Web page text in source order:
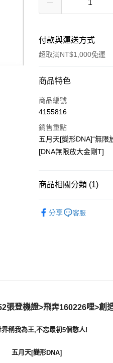
付款與運送方式
超取滿NT$1,000免運
付款方式
信用卡一次付款
LINE Pay
Apple Pay
全盈+PAY
付款後全家取貨
每筆NT$65，滿
每筆NT$65，滿
商品特色
商品編號
4155816
銷售重點
五月天[變形DNA]“無限
[DNA無限放大金剛T]
商品相關分類 (1)
分享
客服
張登機證>飛奔160226哩>創
稱我為王,不忘最初5個憨人!
五月天[變形DNA]